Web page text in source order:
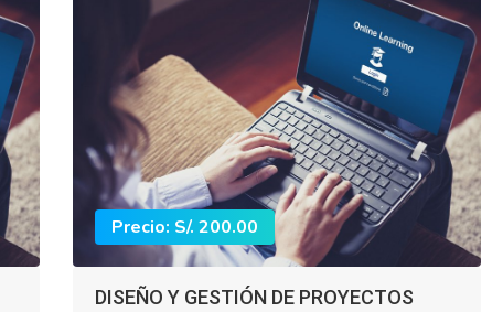
Precio: S/. 200.00
DISEÑO Y GESTIÓN DE PROYECTOS